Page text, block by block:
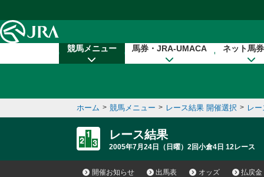
競馬メニュー 馬券・JRA-UMACA ネット馬
ホーム > 競馬メニュー > レース結果 開催選択 > レ
レース結果
2005年7月24日（日曜）2回小倉4日 12レース
開催お知らせ 出馬表 オッズ 払戻金